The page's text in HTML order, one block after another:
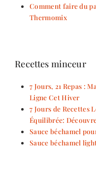
Comment faire du
Thermomix
Recettes minceur
7 Jours, 21 Repas :
Ligne Cet Hiver
7 Jours de Recettes
Équilibrée:
Sauce béchamel
Sauce béchamel